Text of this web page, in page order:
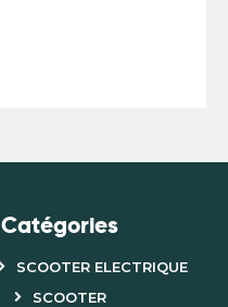
Catégories
SCOOTER ELECTRIQUE
SCOOTER